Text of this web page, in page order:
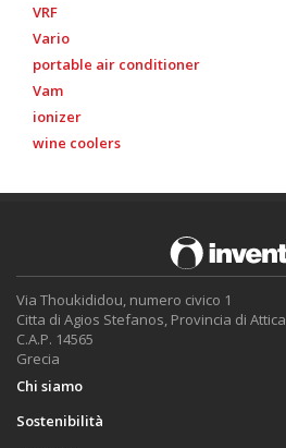
VRF
Vario
portable air conditioner
Vam
ionizer
wine coolers
Via Thoukididou, numero civico 1
Citta di Agios Stefanos, Provincia di Attica
C.A.P. 14565
Grecia
Chi siamo
Sostenibilità